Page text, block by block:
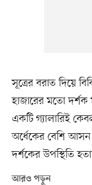
সূত্রের বরাত দিয়ে
হাজারের মতো দর্শক
একটি গ্যালারিই
অর্ধেকের বেশি
দর্শকের উপস্থিতি
আরও পড়ুন